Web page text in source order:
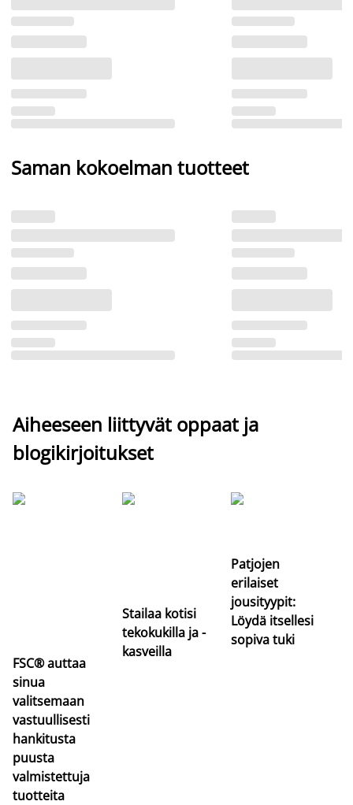
Saman kokoelman tuotteet
Aiheeseen liittyvät oppaat ja
blogikirjoitukset
FSC® auttaa
sinua
valitsemaan
vastuullisesti
hankitusta
puusta
valmistettuja
tuotteita
Stailaa kotisi
tekokukilla ja -
kasveilla
Patjojen
erilaiset
jousityypit:
Löydä itsellesi
sopiva tuki